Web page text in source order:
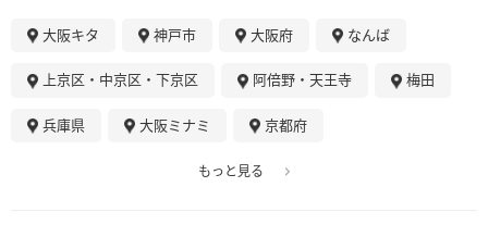
大阪キタ 神戸市 大阪府 なんば
上京区・中京区・下京区 阿倍野・天王寺 梅田
兵庫県 大阪ミナミ 京都府
もっと見る